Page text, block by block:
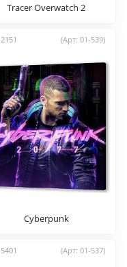
Tracer Overwatch 2
2151 (Арт: 01-539)
Cyberpunk
5401 (Арт: 01-537)